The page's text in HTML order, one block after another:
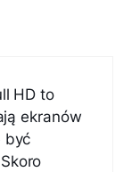
HD to
ekranów
być